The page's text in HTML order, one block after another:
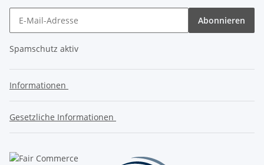
Abonnieren
Spamschutz aktiv
Informationen
Gesetzliche Informationen